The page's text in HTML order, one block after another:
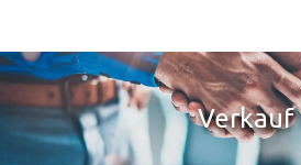
Verkauf